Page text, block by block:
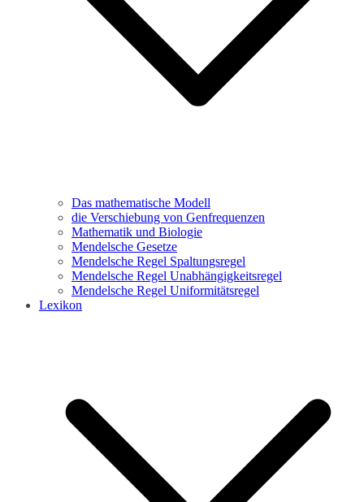
Das mathematische Modell
die Verschiebung von Genfrequenzen
Mathematik und Biologie
Mendelsche Gesetze
Mendelsche Regel Spaltungsregel
Mendelsche Regel Unabhängigkeitsregel
Mendelsche Regel Uniformitätsregel
Lexikon